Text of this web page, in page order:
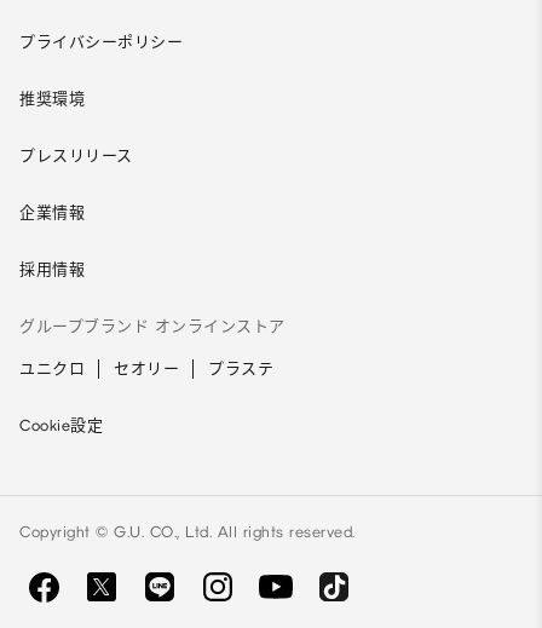
プライバシーポリシー
推奨環境
プレスリリース
企業情報
採用情報
グループブランド オンラインストア
ユニクロ セオリー プラステ
Cookie設定
Copyright © G.U. CO., Ltd. All rights reserved.